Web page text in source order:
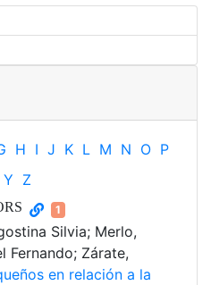
H I J K L M N O P
Y Z
1
Silvia; Merlo,
Fernando; Zárate,
en relación a la